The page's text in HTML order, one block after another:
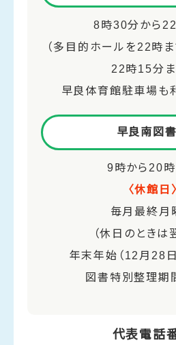
8時30分から
（多目的ホールを22時
22時15分ま
早良体育館駐車場も
早良南図
9時から20時
〈休館日〉
毎月最終月
（休日のときは
年末年始（12月28
図書特別整理期間
代表電話